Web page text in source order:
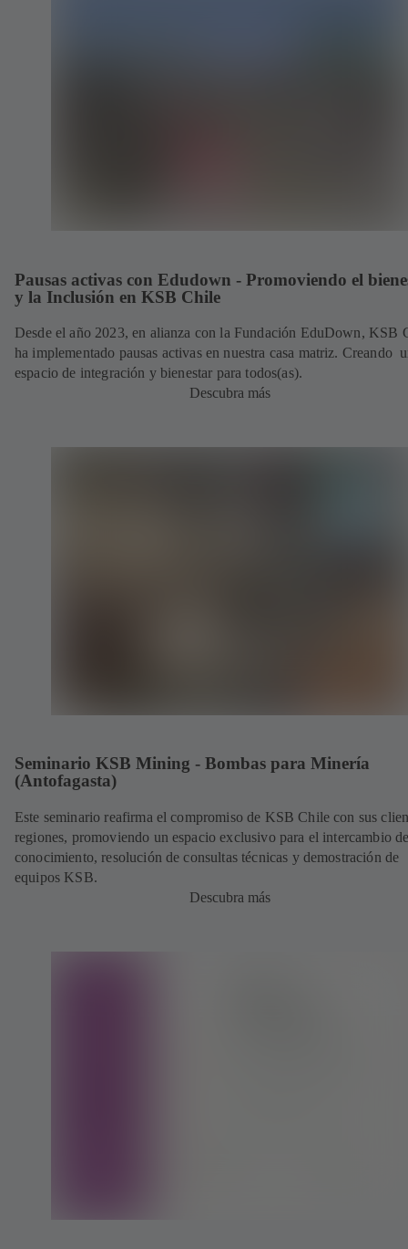
Pausas activas con Edudown - Promoviendo el
y la Inclusión en KSB Chile
Desde el año 2023, en alianza con la Fundación EduDown, KSB
ha implementado pausas activas en nuestra casa matriz. Creando
espacio de integración y bienestar para todos(as).
Descubra más
Seminario KSB Mining - Bombas para Minería
(Antofagasta)
Este seminario reafirma el compromiso de KSB Chile con sus
regiones, promoviendo un espacio exclusivo para el intercambio
conocimiento, resolución de consultas técnicas y demostración de
equipos KSB.
Descubra más